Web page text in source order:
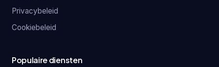
Privacybeleid
Cookiebeleid
Populaire diensten